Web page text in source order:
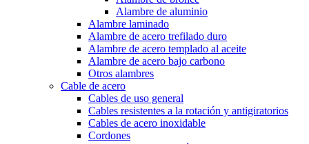
Alambre de aluminio
Alambre laminado
Alambre de acero trefilado duro
Alambre de acero templado al aceite
Alambre de acero bajo carbono
Otros alambres
Cable de acero
Cables de uso general
Cables resistentes a la rotación y antigiratorios
Cables de acero inoxidable
Cordones